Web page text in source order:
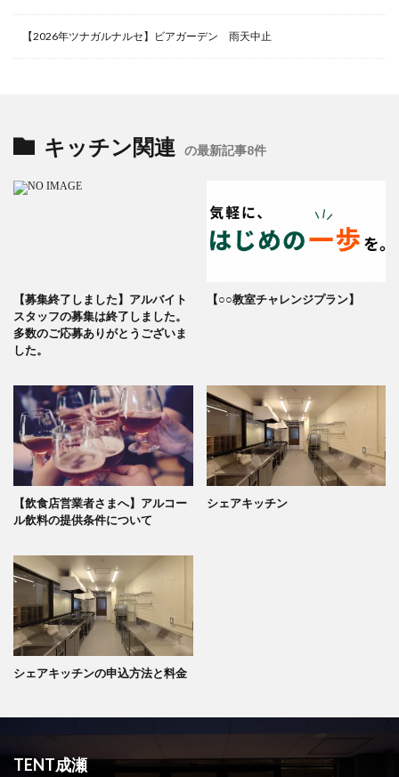
【2026年ツナガルナルセ】ビアガーデン 雨天中止
キッチン関連 の最新記事8件
【募集終了しました】アルバイト
スタッフの募集は終了しました。
多数のご応募ありがとうございま
した。
【○○教室チャレンジプラン】
【飲食店営業者さまへ】アルコー
ル飲料の提供条件について
シェアキッチン
シェアキッチンの申込方法と料金
TENT成瀬